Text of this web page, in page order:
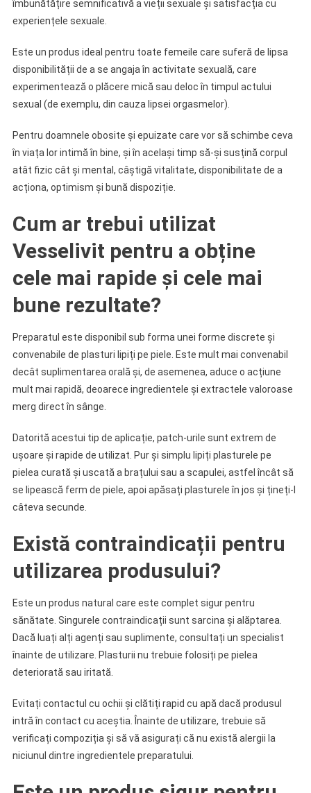
îmbunătățire semnificativă a vieții sexuale și satisfacția cu
experiențele sexuale.
Este un produs ideal pentru toate femeile care suferă de lipsa
disponibilității de a se angaja în activitate sexuală, care
experimentează o plăcere mică sau deloc în timpul actului
sexual (de exemplu, din cauza lipsei orgasmelor).
Pentru doamnele obosite și epuizate care vor să schimbe ceva
în viața lor intimă în bine, și în același timp să-și susțină corpul
atât fizic cât și mental, câștigă vitalitate, disponibilitate de a
acționa, optimism și bună dispoziție.
Cum ar trebui utilizat
Vesselivit pentru a obține
cele mai rapide și cele mai
bune rezultate?
Preparatul este disponibil sub forma unei forme discrete și
convenabile de plasturi lipiți pe piele. Este mult mai convenabil
decât suplimentarea orală și, de asemenea, aduce o acțiune
mult mai rapidă, deoarece ingredientele și extractele valoroase
merg direct în sânge.
Datorită acestui tip de aplicație, patch-urile sunt extrem de
ușoare și rapide de utilizat. Pur și simplu lipiți plasturele pe
pielea curată și uscată a brațului sau a scapulei, astfel încât să
se lipească ferm de piele, apoi apăsați plasturele în jos și țineți-l
câteva secunde.
Există contraindicații pentru
utilizarea produsului?
Este un produs natural care este complet sigur pentru
sănătate. Singurele contraindicații sunt sarcina și alăptarea.
Dacă luați alți agenți sau suplimente, consultați un specialist
înainte de utilizare. Plasturii nu trebuie folosiți pe pielea
deteriorată sau iritată.
Evitați contactul cu ochii și clătiți rapid cu apă dacă produsul
intră în contact cu aceștia. Înainte de utilizare, trebuie să
verificați compoziția și să vă asigurați că nu există alergii la
niciunul dintre ingredientele preparatului.